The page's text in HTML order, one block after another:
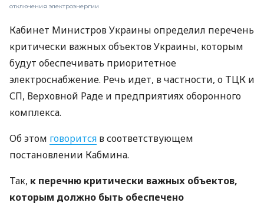
отключения электроэнергии
Кабинет Министров Украины определил перечень
критически важных объектов Украины, которым
будут обеспечивать приоритетное
электроснабжение. Речь идет, в частности, о ТЦК и
СП, Верховной Раде и предприятиях оборонного
комплекса.
Об этом говорится в соответствующем
постановлении Кабмина.
Так, к перечню критически важных объектов,
которым должно быть обеспечено